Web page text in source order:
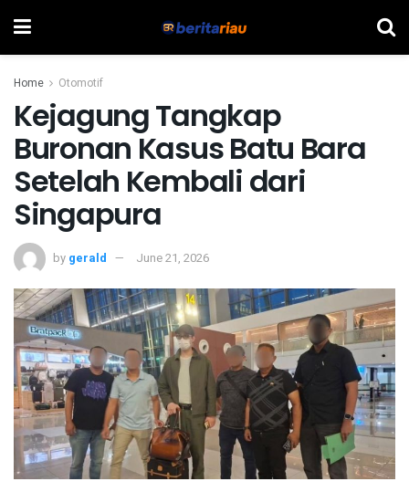
Home Otomotif
Kejagung Tangkap
Buronan Kasus Batu Bara
Setelah Kembali dari
Singapura
by gerald June 21, 2026